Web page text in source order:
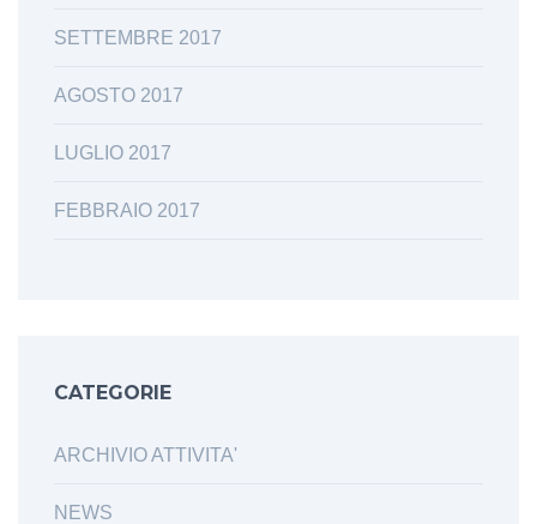
SETTEMBRE 2017
AGOSTO 2017
LUGLIO 2017
FEBBRAIO 2017
CATEGORIE
ARCHIVIO ATTIVITA'
NEWS